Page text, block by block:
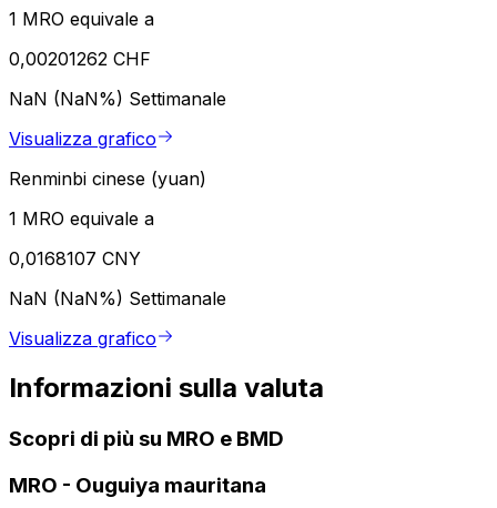
1 MRO equivale a
0,00201262 CHF
NaN (NaN%) Settimanale
Visualizza grafico
Renminbi cinese (yuan)
1 MRO equivale a
0,0168107 CNY
NaN (NaN%) Settimanale
Visualizza grafico
Informazioni sulla valuta
Scopri di più su MRO e BMD
MRO - Ouguiya mauritana